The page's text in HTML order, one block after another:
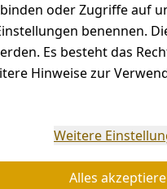
oder Zugriffe auf
Es besteht das
Hinweise zur
Weitere
Alles